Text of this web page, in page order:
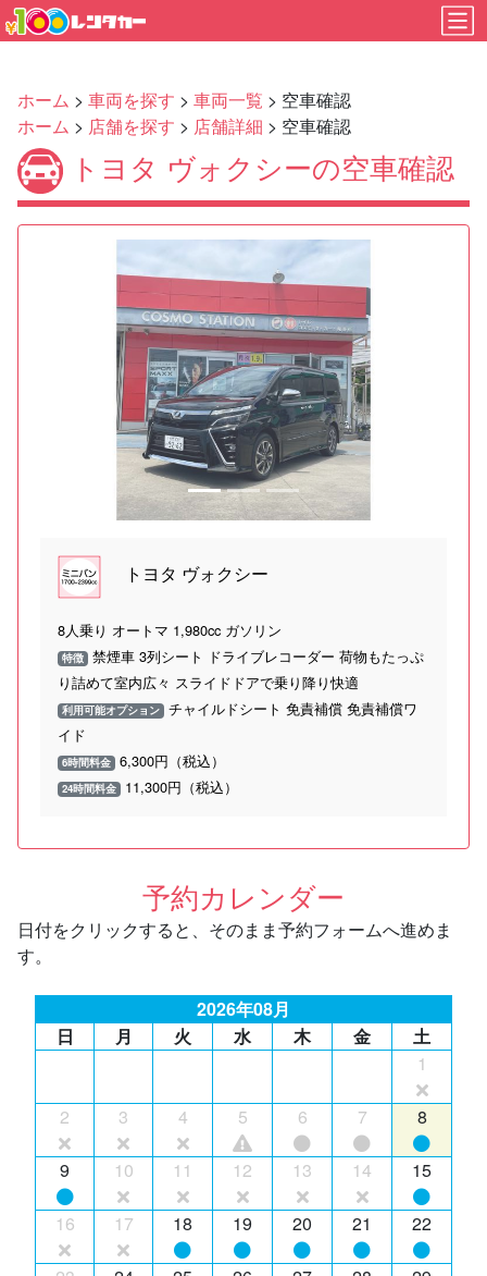
ホーム > 車両を探す > 車両一覧 > 空車確認
ホーム > 店舗を探す > 店舗詳細 > 空車確認
トヨタ ヴォクシーの空車確認
Previous
トヨタ ヴォクシー
8人乗り オートマ 1,980cc ガソリン
特徴 禁煙車 3列シート ドライブレコーダー 荷物もたっぷ
り詰めて室内広々 スライドドアで乗り降り快適
利用可能オプション チャイルドシート 免責補償 免責補償ワ
イド
6時間料金 6,300円（税込）
24時間料金 11,300円（税込）
予約カレンダー
日付をクリックすると、そのまま予約フォームへ進めま
す。
2026年08月
日
月 火 水 木 金
土
1
2 3 4 5 6 7 8
9 10 11 12 13 14 15
16 17 18 19 20 21 22